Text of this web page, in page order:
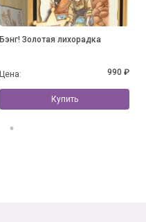
Бэнг! Золотая лихорадка
Цена: 990 ₽
Купить